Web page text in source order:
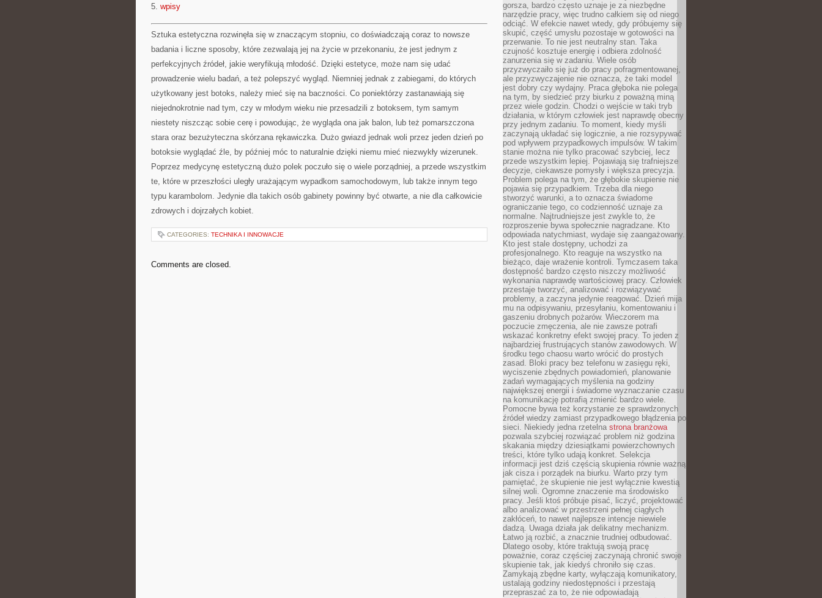
5. wpisy
Sztuka estetyczna rozwinęła się w znaczącym stopniu, co doświadczają coraz to nowsze
badania i liczne sposoby, które zezwalają jej na życie w przekonaniu, że jest jednym z
perfekcyjnych źródeł, jakie weryfikują młodość. Dzięki estetyce, może nam się udać
prowadzenie wielu badań, a też polepszyć wygląd. Niemniej jednak z zabiegami, do których
użytkowany jest botoks, należy mieć się na baczności. Co poniektórzy zastanawiają się
niejednokrotnie nad tym, czy w młodym wieku nie przesadzili z botoksem, tym samym
niestety niszcząc sobie cerę i powodując, że wygląda ona jak balon, lub też pomarszczona
stara oraz bezużyteczna skórzana rękawiczka. Dużo gwiazd jednak woli przez jeden dzień po
botoksie wyglądać źle, by później móc to naturalnie dzięki niemu mieć niezwykły wizerunek.
Poprzez medycynę estetyczną dużo polek poczuło się o wiele porządniej, a przede wszystkim
te, które w przeszłości uległy urażającym wypadkom samochodowym, lub także innym tego
typu karambolom. Jedynie dla takich osób gabinety powinny być otwarte, a nie dla całkowicie
zdrowych i dojrzałych kobiet.
CATEGORIES: TECHNIKA I INNOWACJE
Comments are closed.
gorsza, bardzo często uznaje je za niezbędne
narzędzie pracy, więc trudno całkiem się od niego
odciąć. W efekcie nawet wtedy, gdy próbujemy się
skupić, część umysłu pozostaje w gotowości na
przerwanie. To nie jest neutralny stan. Taka
czujność kosztuje energię i odbiera zdolność
zanurzenia się w zadaniu. Wiele osób
przyzwyczaiło się już do pracy pofragmentowanej,
ale przyzwyczajenie nie oznacza, że taki model
jest dobry czy wydajny. Praca głęboka nie polega
na tym, by siedzieć przy biurku z poważną miną
przez wiele godzin. Chodzi o wejście w taki tryb
działania, w którym człowiek jest naprawdę obecny
przy jednym zadaniu. To moment, kiedy myśli
zaczynają układać się logicznie, a nie rozsypywać
pod wpływem przypadkowych impulsów. W takim
stanie można nie tylko pracować szybciej, lecz
przede wszystkim lepiej. Pojawiają się trafniejsze
decyzje, ciekawsze pomysły i większa precyzja.
Problem polega na tym, że głębokie skupienie nie
pojawia się przypadkiem. Trzeba dla niego
stworzyć warunki, a to oznacza świadome
ograniczanie tego, co codzienność uznaje za
normalne. Najtrudniejsze jest zwykle to, że
rozproszenie bywa społecznie nagradzane. Kto
odpowiada natychmiast, wydaje się zaangażowany.
Kto jest stale dostępny, uchodzi za
profesjonalnego. Kto reaguje na wszystko na
bieżąco, daje wrażenie kontroli. Tymczasem taka
dostępność bardzo często niszczy możliwość
wykonania naprawdę wartościowej pracy. Człowiek
przestaje tworzyć, analizować i rozwiązywać
problemy, a zaczyna jedynie reagować. Dzień mija
mu na odpisywaniu, przesyłaniu, komentowaniu i
gaszeniu drobnych pożarów. Wieczorem ma
poczucie zmęczenia, ale nie zawsze potrafi
wskazać konkretny efekt swojej pracy. To jeden z
najbardziej frustrujących stanów zawodowych. W
środku tego chaosu warto wrócić do prostych
zasad. Bloki pracy bez telefonu w zasięgu ręki,
wyciszenie zbędnych powiadomień, planowanie
zadań wymagających myślenia na godziny
największej energii i świadome wyznaczanie czasu
na komunikację potrafią zmienić bardzo wiele.
Pomocne bywa też korzystanie ze sprawdzonych
źródeł wiedzy zamiast przypadkowego błądzenia po
sieci. Niekiedy jedna rzetelna strona branżowa
pozwala szybciej rozwiązać problem niż godzina
skakania między dziesiątkami powierzchownych
treści, które tylko udają konkret. Selekcja
informacji jest dziś częścią skupienia równie ważną
jak cisza i porządek na biurku. Warto przy tym
pamiętać, że skupienie nie jest wyłącznie kwestią
silnej woli. Ogromne znaczenie ma środowisko
pracy. Jeśli ktoś próbuje pisać, liczyć, projektować
albo analizować w przestrzeni pełnej ciągłych
zakłóceń, to nawet najlepsze intencje niewiele
dadzą. Uwaga działa jak delikatny mechanizm.
Łatwo ją rozbić, a znacznie trudniej odbudować.
Dlatego osoby, które traktują swoją pracę
poważnie, coraz częściej zaczynają chronić swoje
skupienie tak, jak kiedyś chroniło się czas.
Zamykają zbędne karty, wyłączają komunikatory,
ustalają godziny niedostępności i przestają
przepraszać za to, że nie odpowiadają